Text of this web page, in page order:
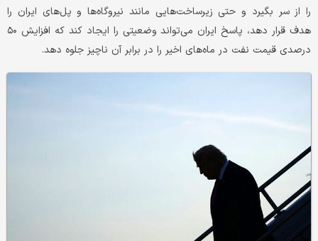
را از سر بگیرد و حتی زیرساخت‌هایی مانند نیروگاه‌ها و پل‌های ایران را
هدف قرار دهد، پاسخ ایران می‌تواند وضعیتی را ایجاد کند که افزایش ۵۰
درصدی قیمت نفت در ماه‌های اخیر را در برابر آن ناچیز جلوه دهد.